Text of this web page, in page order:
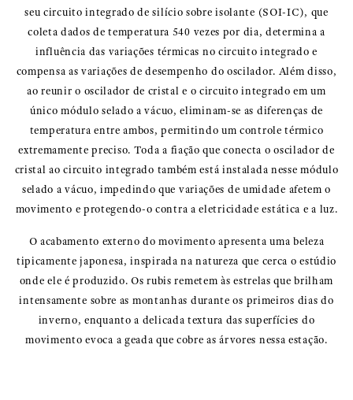
seu circuito integrado de silício sobre isolante (SOI-IC), que
coleta dados de temperatura 540 vezes por dia, determina a
influência das variações térmicas no circuito integrado e
compensa as variações de desempenho do oscilador. Além disso,
ao reunir o oscilador de cristal e o circuito integrado em um
único módulo selado a vácuo, eliminam-se as diferenças de
temperatura entre ambos, permitindo um controle térmico
extremamente preciso. Toda a fiação que conecta o oscilador de
cristal ao circuito integrado também está instalada nesse módulo
selado a vácuo, impedindo que variações de umidade afetem o
movimento e protegendo-o contra a eletricidade estática e a luz.
O acabamento externo do movimento apresenta uma beleza
tipicamente japonesa, inspirada na natureza que cerca o estúdio
onde ele é produzido. Os rubis remetem às estrelas que brilham
intensamente sobre as montanhas durante os primeiros dias do
inverno, enquanto a delicada textura das superfícies do
movimento evoca a geada que cobre as árvores nessa estação.